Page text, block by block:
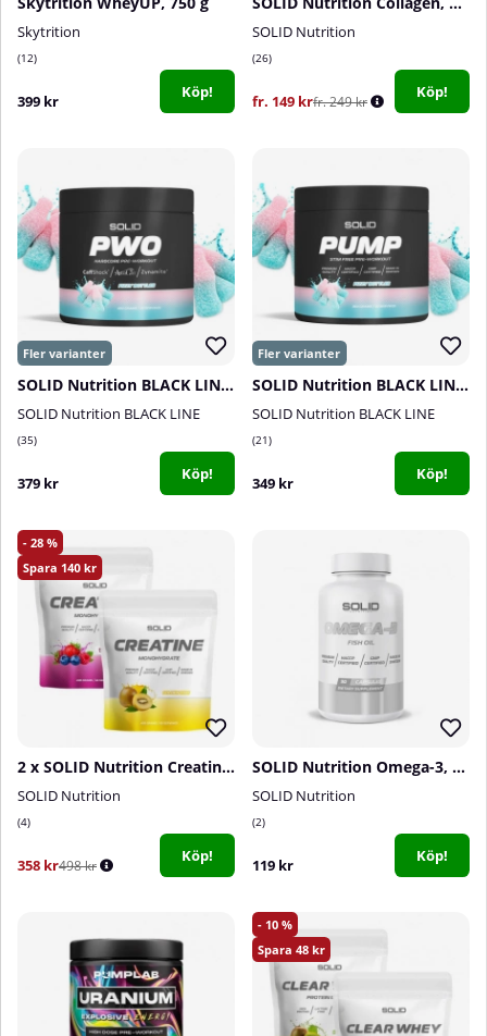
Skytrition
12
399 kr Köp!
SOLID Nutrition
26
fr. 149 krfr. 249 kr
Köp!
SOLID Nutrition BLACK LINE PWO, 400 g
SOLID Nutrition BLACK LINE
35
379 kr Köp!
SOLID Nutrition BLACK LINE Pump, 360 g
SOLID Nutrition BLACK LINE
21
349 kr Köp!
28
140
2 x SOLID Nutrition Creatine Monohydrate, 400 g
SOLID Nutrition
4
358 kr498 kr
Köp!
SOLID Nutrition Omega-3, 90 caps
SOLID Nutrition
2
119 kr Köp!
10
48